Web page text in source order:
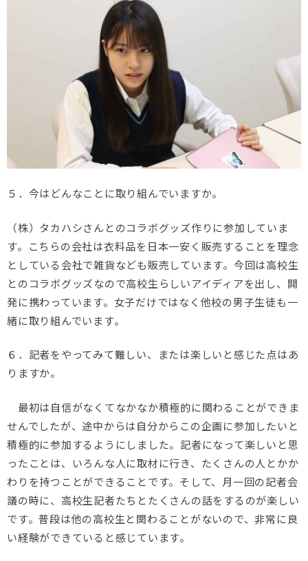
５．今はどんなことに取り組んでいますか。
（株）タカハシさんとのコラボグッズ作りに参加していま
す。こちらの会社は衣料品を日本一安く販売することを理念
としている会社で雑貨なども販売しています。今回は高校生
とのコラボグッズなので高校生らしいアイディアを出し、開
発に携わっています。女子だけではなく他校の男子生徒も一
緒に取り組んでいます。
６．記者をやってみて難しい、または楽しいと感じた点はあ
りますか。
最初は自信がなくてなかなか積極的に関わることができま
せんでしたが、途中からは自分からこの企画に参加したいと
積極的に参加するようにしました。記者になって楽しいと思
ったことは、いろんな人に取材に行き、たくさんの人とかか
わりを持つことができることです。そして、月一回の記者会
議の時に、高校生記者たちとたくさんの話をするのが楽しい
です。普段は他の高校生と関わることがないので、非常に良
い経験ができていると感じています。